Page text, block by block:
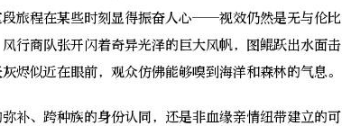
旅程在某些时刻显得振奋人心——视效仍然是无与伦比
行商队张开闪着奇异光泽的巨大风帆，图鲲跃出水面击
烬似近在眼前，观众仿佛能够嗅到海洋和森林的气息。
、跨种族的身份认同，还是非血缘亲情纽带建立的可